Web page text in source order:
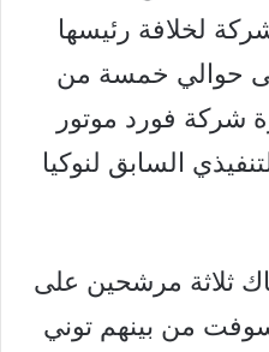
لخلافة رئيسها
حوالي خمسة من
شركة فورد موتور
السابق لنوكيا
ثلاثة مرشحين على
من بينهم توني